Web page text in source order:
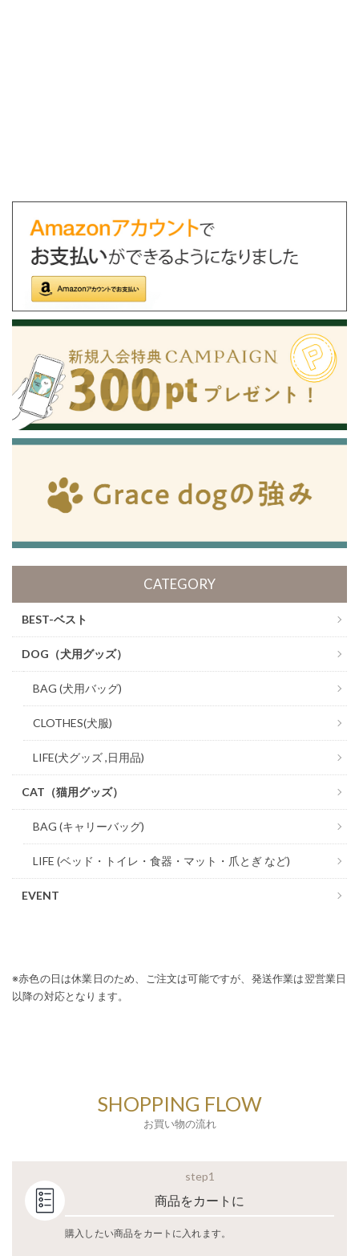
CATEGORY
BEST-ベスト
DOG（犬用グッズ）
BAG (犬用バッグ)
CLOTHES(犬服)
LIFE(犬グッズ ,日用品)
CAT（猫用グッズ）
BAG (キャリーバッグ)
LIFE (ベッド・トイレ・食器・マット・爪とぎ など)
EVENT
※赤色の日は休業日のため、ご注文は可能ですが、発送作業は翌営業日
以降の対応となります。
SHOPPING FLOW
お買い物の流れ
step1
商品をカートに
購入したい商品をカートに入れます。